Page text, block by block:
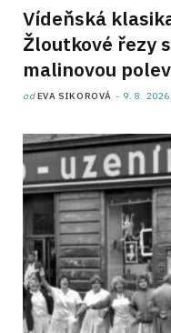
Vídeňská
Žloutkové řezy
malinovou
odEVA SIKOROVÁ 9. 8. 2026